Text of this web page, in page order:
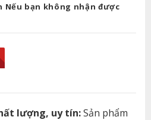
Nếu bạn không nhận được
lượng, uy tín:Sản phẩm